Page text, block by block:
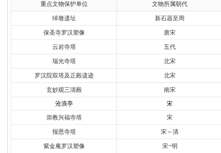
重点文物保护单位 文物所属朝代
绰墩遗址 新石器至周
保圣寺罗汉塑像 唐宋
云岩寺塔 五代
瑞光寺塔 北宋
罗汉院双塔及正殿遗迹 北宋
玄妙观三清殿
南宋
沧浪亭
宋
崇教兴福寺塔
宋
报恩寺塔 宋～清
紫金庵罗汉塑像 宋~明